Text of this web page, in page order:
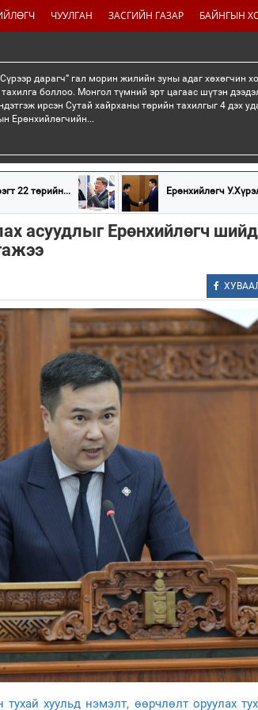
ЧУУЛГАН ЗАСГИЙН ГАЗАР БАЙНГЫН
дарагч” гал морин жилийн зуны адаг хөхөгчин
боллоо. Монгол түмний эрт цагаас шүтэн
ирсэн Сутай хайрханы төрийн тахилгыг 4 дэх
Ерөнхийлөгчийн...
22 төрийн... Ерөнхийлөгч
асуудлыг Ерөнхийлөгч
хуульд нэмэлт, өөрчлөлт оруулах